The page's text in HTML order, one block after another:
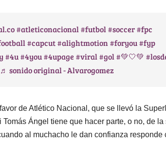
#atleticonacional #futbol #soccer#fpc
#capcut #alightmotion #foryou #fyp
#4u#4you#4upage #viral #gol #💚🤍💚
♬ sonido original - Alvarogomez
de Atlético Nacional, que se llevó la
Ángel tiene que hacer parte, o no, de
al muchacho le dan confianza responde